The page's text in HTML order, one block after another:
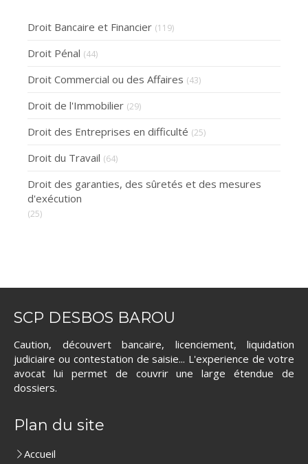
Droit Bancaire et Financier (119)
Droit Pénal (44)
Droit Commercial ou des Affaires (43)
Droit de l'Immobilier (29)
Droit des Entreprises en difficulté (25)
Droit du Travail (64)
Droit des garanties, des sûretés et des mesures
d'exécution
(25)
SCP DESBOS BAROU
Caution, découvert bancaire, licenciement, liquidation
judiciaire ou contestation de saisie... L'experience de votre
avocat lui permet de couvrir une large étendue de
dossiers.
Plan du site
Accueil